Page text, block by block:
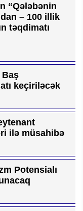
“Qələbənin
– 100 illik
təqdimatı
Baş
keçiriləcək
ilə müsahibə
Potensialı